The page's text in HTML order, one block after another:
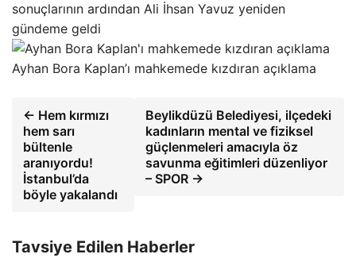
sonuçlarının ardından Ali İhsan Yavuz yeniden
gündeme geldi
Ayhan Bora Kaplan’ı mahkemede kızdıran açıklama
← Hem kırmızı
hem sarı
bültenle
aranıyordu!
İstanbul’da
böyle yakalandı
Beylikdüzü Belediyesi, ilçedeki
kadınların mental ve fiziksel
güçlenmeleri amacıyla öz
savunma eğitimleri düzenliyor
– SPOR →
Tavsiye Edilen Haberler